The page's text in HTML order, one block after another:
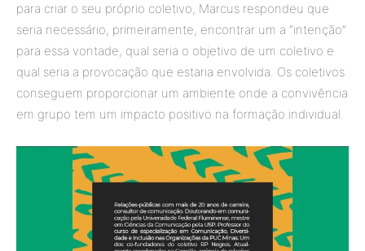
para criar o seu próprio coletivo, Marcus respondeu que
seria necessário, primeiramente, encontrar um a “intenção”
para essa vontade, qual seria o objetivo de um coletivo e
qual seria a provocação que estaria envolvida. Os coletivos
conseguem proporcionar um ambiente onde a convivência
em grupo tem um impacto positivo na formação individual.